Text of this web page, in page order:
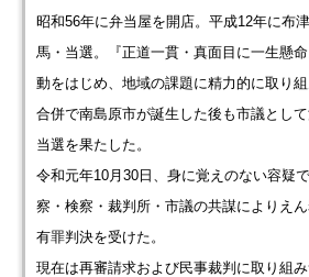
昭和56年に弁当屋を開店。平成12年に布
馬・当選。『正道一貫・真面目に一生懸
動をはじめ、地域の課題に精力的に取り
合併で南島原市が誕生した後も市議とし
当選を果たした。
令和元年10月30日、身に覚えのない容疑
察・検察・裁判所・市議の共謀によりえん
有罪判決を受けた。
現在は再審請求および民事裁判に取り組み